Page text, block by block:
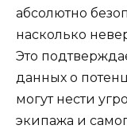
абсолютно
насколько
Это
данных о
могут нести
экипажа и